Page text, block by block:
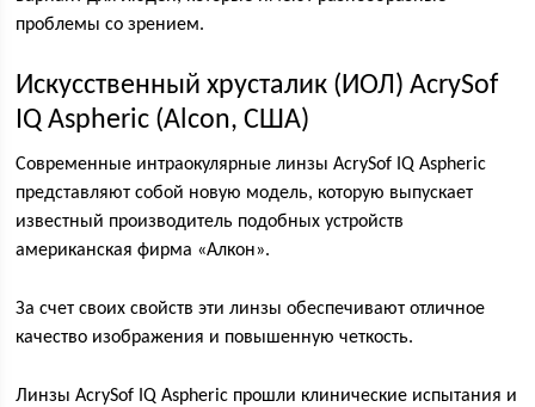
проблемы со зрением.
Искусственный хрусталик (ИОЛ) AcrySof
IQ Aspheric (Alcon, США)
Современные интраокулярные линзы AcrySof IQ Aspheric
представляют собой новую модель, которую выпускает
известный производитель подобных устройств
американская фирма «Алкон».
За счет своих свойств эти линзы обеспечивают отличное
качество изображения и повышенную четкость.
Линзы AcrySof IQ Aspheric прошли клинические испытания и